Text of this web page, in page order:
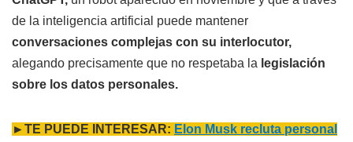
de la inteligencia artificial puede mantener
conversaciones complejas con su interlocutor,
alegando precisamente que no respetaba la legislación
sobre los datos personales.
►TE PUEDE INTERESAR: Elon Musk recluta personal